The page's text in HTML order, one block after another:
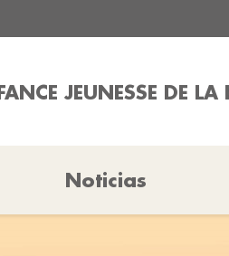
JEUNESSE DE
Noticias